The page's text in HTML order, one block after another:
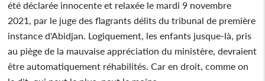
été déclarée innocente et relaxée le mardi 9 novembre
2021, par le juge des flagrants délits du tribunal de première
instance d'Abidjan. Logiquement, les enfants jusque-là, pris
au piège de la mauvaise appréciation du ministère, devraient
être automatiquement réhabilités. Car en droit, comme on